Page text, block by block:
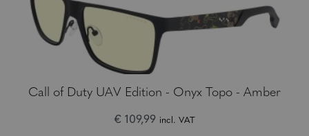
Call of Duty UAV Edition - Onyx Topo - Amber
€ 109,99 incl. VAT